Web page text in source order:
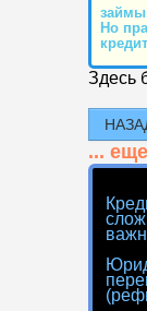
Но
Здесь
...